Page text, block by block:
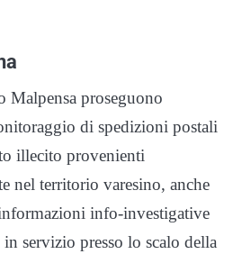
Malpensa proseguono
di spedizioni postali
illecito provenienti
nel territorio varesino, anche
info-investigative
servizio presso lo scalo della